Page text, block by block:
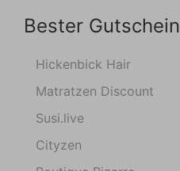
Bester Gutschein
Hickenbick Hair
Matratzen Discount
Susi.live
Cityzen